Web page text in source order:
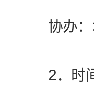
协办：
2．时间